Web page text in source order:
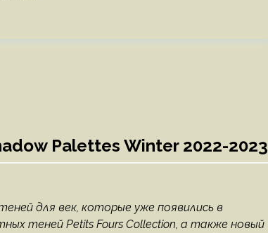
Palettes Winter 2022-2023
для век, которые уже появились в
теней Petits Fours Collection, а также новый